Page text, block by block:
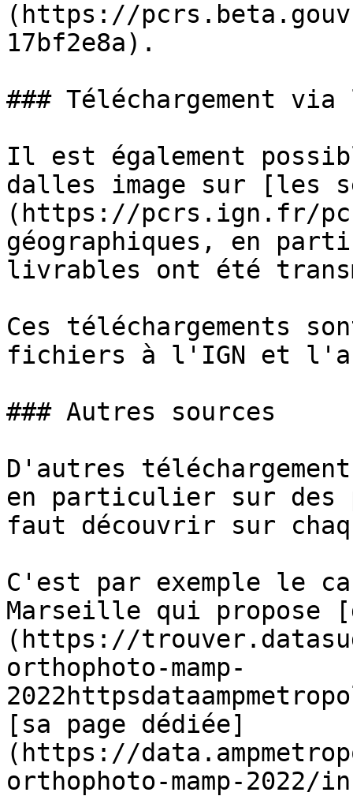
(https://
17bf2e8a).
### Téléchargement
Il est également
dalles image sur [les
(https://pcrs.ign.fr/
géographiques, en
livrables ont été
Ces téléchargements
fichiers à l'IGN et
### Autres sources
D'autres
en particulier sur des
faut découvrir sur
C'est par exemple le
Marseille qui propose
(https://
orthophoto-mamp-
[sa page dédiée]
(https://
orthophoto-mamp-